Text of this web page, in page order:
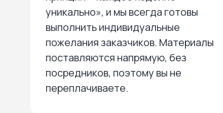
уникально», и мы всегда готовы
выполнить индивидуальные
пожелания заказчиков. Материалы
поставляются напрямую, без
посредников, поэтому вы не
переплачиваете.